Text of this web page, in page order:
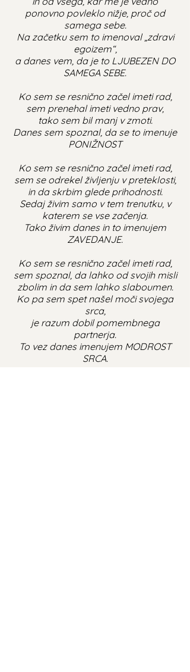
ponovno povleklo nižje, proč od
samega sebe.
Na začetku sem to imenoval „zdravi
egoizem“,
a danes vem, da je to LJUBEZEN DO
SAMEGA SEBE.
Ko sem se resnično začel imeti rad,
sem prenehal imeti vedno prav,
tako sem bil manj v zmoti.
Danes sem spoznal, da se to imenuje
PONIŽNOST
Ko sem se resnično začel imeti rad,
sem se odrekel življenju v preteklosti,
in da skrbim glede prihodnosti.
Sedaj živim samo v tem trenutku, v
katerem se vse začenja.
Tako živim danes in to imenujem
ZAVEDANJE.
Ko sem se resnično začel imeti rad,
sem spoznal, da lahko od svojih misli
zbolim in da sem lahko slaboumen.
Ko pa sem spet našel moči svojega
srca,
je razum dobil pomembnega
partnerja.
To vez danes imenujem MODROST
SRCA.